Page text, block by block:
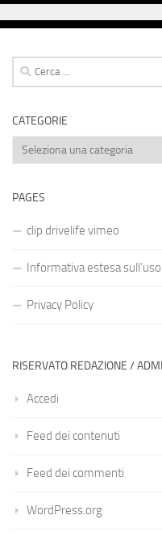
Ricerca
per:
CATEGORIE
Categorie
PAGES
clip drivelife vimeo
Informativa estesa
Privacy Policy
RISERVATO REDAZIONE /
Accedi
Feed dei contenuti
Feed dei commenti
WordPress.org